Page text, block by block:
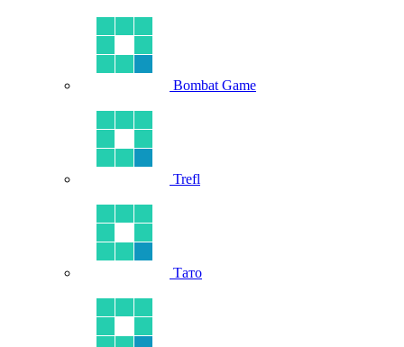
Bombat Game
Trefl
Тато